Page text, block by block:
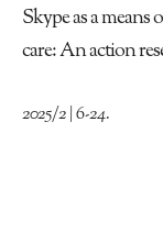
Skype as a
care: An action
2025/2 | 6-24.